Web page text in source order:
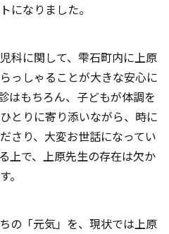
になりました。
科に関して、雫石町内に上原
っしゃることが大きな安心に
はもちろん、子どもが体調を
とりに寄り添いながら、時に
さり、大変お世話になってい
上で、上原先生の存在は欠か
。
の「元気」を、現状では上原